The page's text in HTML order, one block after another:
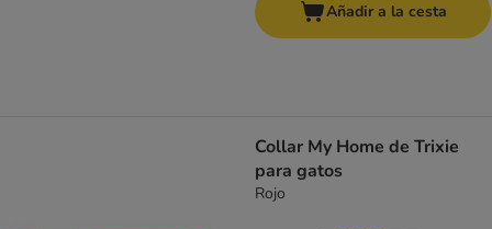
Añadir a la cesta
Collar My Home de Trixie
para gatos
Rojo